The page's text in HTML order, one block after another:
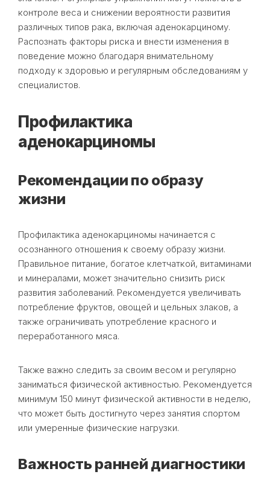
контроле веса и снижении вероятности развития
различных типов рака, включая аденокарциному.
Распознать факторы риска и внести изменения в
поведение можно благодаря внимательному
подходу к здоровью и регулярным обследованиям у
специалистов.
Профилактика
аденокарциномы
Рекомендации по образу
жизни
Профилактика аденокарциномы начинается с
осознанного отношения к своему образу жизни.
Правильное питание, богатое клетчаткой, витаминами
и минералами, может значительно снизить риск
развития заболеваний. Рекомендуется увеличивать
потребление фруктов, овощей и цельных злаков, а
также ограничивать употребление красного и
переработанного мяса.
Также важно следить за своим весом и регулярно
заниматься физической активностью. Рекомендуется
минимум 150 минут физической активности в неделю,
что может быть достигнуто через занятия спортом
или умеренные физические нагрузки.
Важность ранней диагностики